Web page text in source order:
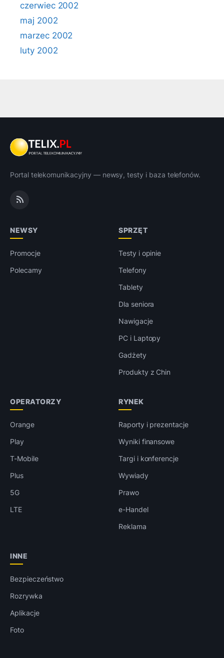
czerwiec 2002
maj 2002
marzec 2002
luty 2002
Portal telekomunikacyjny — newsy, testy i baza telefonów.
NEWSY
Promocje
Polecamy
SPRZĘT
Testy i opinie
Telefony
Tablety
Dla seniora
Nawigacje
PC i Laptopy
Gadżety
Produkty z Chin
OPERATORZY
Orange
Play
T-Mobile
Plus
5G
LTE
RYNEK
Raporty i prezentacje
Wyniki finansowe
Targi i konferencje
Wywiady
Prawo
e-Handel
Reklama
INNE
Bezpieczeństwo
Rozrywka
Aplikacje
Foto